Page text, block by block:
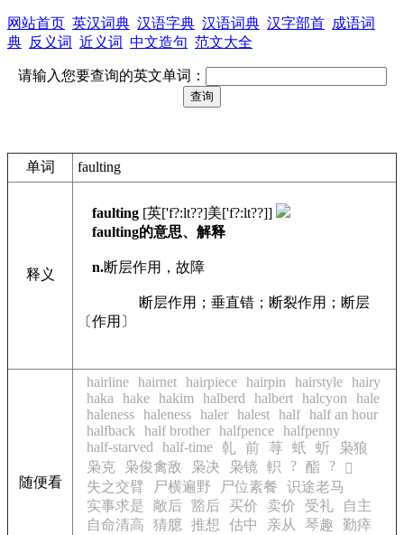
网站首页 英汉词典 汉语字典 汉语词典 汉字部首 成语词
典 反义词 近义词 中文造句 范文大全
请输入您要查询的英文单词：
单词 faulting
释义
faulting [英['f?:lt??]美['f?:lt??]]
faulting的意思、解释
n.断层作用，故障
断层作用；垂直错；断裂作用；断层
〔作用〕
随便看
hairline hairnet hairpiece hairpin hairstyle hairy
haka
hake hakim halberd halbert halcyon
hale
haleness haleness haler halest half half an hour
halfback
half brother halfpence halfpenny
half-starved
half-time 乹 前 荨 蚔 蚚
枭狼
枭克
枭俊禽敌 枭决 枭镜 軹 ? 酯 ?
𧧰
失之交臂
尸横遍野 尸位素餐
识途老马
实事求是
敞后 豁后 买价 卖价 受礼
自主
自命清高
猜臆 推想 估中 亲从 琴趣
勤瘁